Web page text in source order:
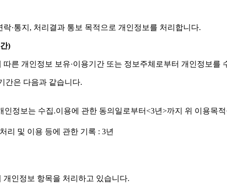
·통지, 처리결과 통보 목적으로 개인정보를 처리합니다.
)
른 개인정보 보유·이용기간 또는 정보주체로부터 개인정보를
간은 다음과 같습니다.
인정보는 수집.이용에 관한 동의일로부터<3년>까지 위 이용목
리 및 이용 등에 관한 기록 : 3년
인정보 항목을 처리하고 있습니다.